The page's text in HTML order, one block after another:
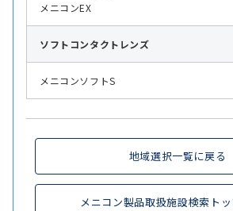
メニコンEX
ソフト コンタクトレンズ
メニコンソフトS
地域選択一覧に戻る
メニコン製品取扱施設検索ト